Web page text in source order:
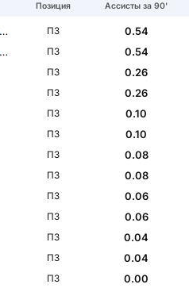
Позиция Ассисты за 90'
ПЗ
0.54
ПЗ
0.54
ПЗ
0.26
ПЗ
0.26
ПЗ
0.10
ПЗ
0.10
ПЗ
0.08
ПЗ
0.08
ПЗ
0.06
ПЗ
0.06
ПЗ
0.04
ПЗ
0.04
ПЗ 0.00